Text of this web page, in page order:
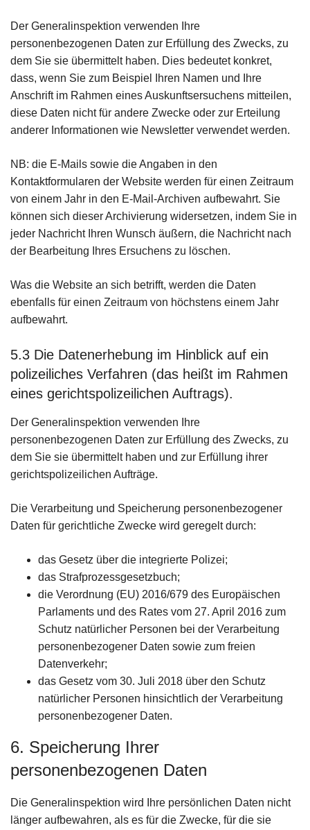
Der Generalinspektion verwenden Ihre
personenbezogenen Daten zur Erfüllung des Zwecks, zu
dem Sie sie übermittelt haben. Dies bedeutet konkret,
dass, wenn Sie zum Beispiel Ihren Namen und Ihre
Anschrift im Rahmen eines Auskunftsersuchens mitteilen,
diese Daten nicht für andere Zwecke oder zur Erteilung
anderer Informationen wie Newsletter verwendet werden.
NB: die E-Mails sowie die Angaben in den
Kontaktformularen der Website werden für einen Zeitraum
von einem Jahr in den E-Mail-Archiven aufbewahrt. Sie
können sich dieser Archivierung widersetzen, indem Sie in
jeder Nachricht Ihren Wunsch äußern, die Nachricht nach
der Bearbeitung Ihres Ersuchens zu löschen.
Was die Website an sich betrifft, werden die Daten
ebenfalls für einen Zeitraum von höchstens einem Jahr
aufbewahrt.
5.3 Die Datenerhebung im Hinblick auf ein
polizeiliches Verfahren (das heißt im Rahmen
eines gerichtspolizeilichen Auftrags).
Der Generalinspektion verwenden Ihre
personenbezogenen Daten zur Erfüllung des Zwecks, zu
dem Sie sie übermittelt haben und zur Erfüllung ihrer
gerichtspolizeilichen Aufträge.
Die Verarbeitung und Speicherung personenbezogener
Daten für gerichtliche Zwecke wird geregelt durch:
das Gesetz über die integrierte Polizei;
das Strafprozessgesetzbuch;
die Verordnung (EU) 2016/679 des Europäischen
Parlaments und des Rates vom 27. April 2016 zum
Schutz natürlicher Personen bei der Verarbeitung
personenbezogener Daten sowie zum freien
Datenverkehr;
das Gesetz vom 30. Juli 2018 über den Schutz
natürlicher Personen hinsichtlich der Verarbeitung
personenbezogener Daten.
6. Speicherung Ihrer
personenbezogenen Daten
Die Generalinspektion wird Ihre persönlichen Daten nicht
länger aufbewahren, als es für die Zwecke, für die sie